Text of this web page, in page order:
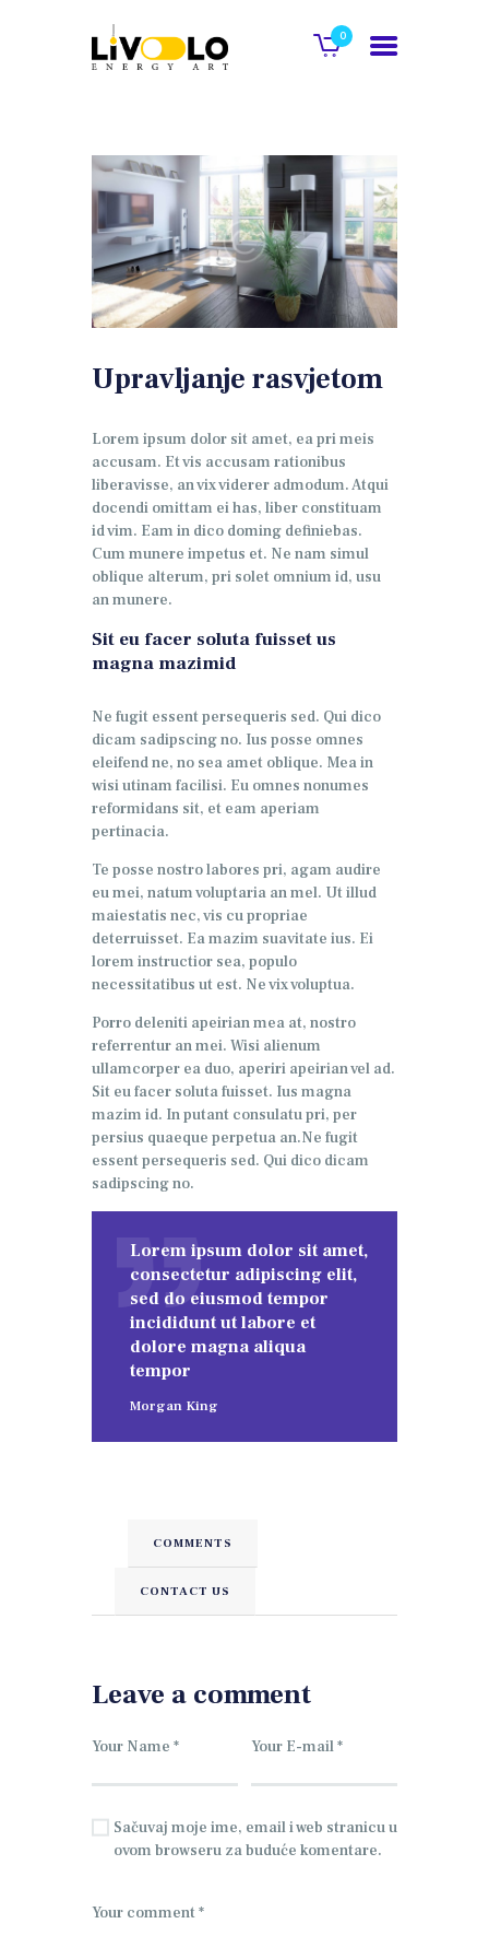
0
POČETNA
O NAMA
GALERIJA
KATALOG
WEB SHOP
Upravljanje rasvjetom
Lorem ipsum dolor sit amet, ea pri meis
accusam. Et vis accusam rationibus
liberavisse, an vix viderer admodum. Atqui
docendi omittam ei has, liber constituam
id vim. Eam in dico doming definiebas.
Cum munere impetus et. Ne nam simul
oblique alterum, pri solet omnium id, usu
an munere.
Sit eu facer soluta fuisset us
magna mazimid
Ne fugit essent persequeris sed. Qui dico
dicam sadipscing no. Ius posse omnes
eleifend ne, no sea amet oblique. Mea in
wisi utinam facilisi. Eu omnes nonumes
reformidans sit, et eam aperiam
pertinacia.
Te posse nostro labores pri, agam audire
eu mei, natum voluptaria an mel. Ut illud
maiestatis nec, vis cu propriae
deterruisset. Ea mazim suavitate ius. Ei
lorem instructior sea, populo
necessitatibus ut est. Ne vix voluptua.
Porro deleniti apeirian mea at, nostro
referrentur an mei. Wisi alienum
ullamcorper ea duo, aperiri apeirian vel ad.
Sit eu facer soluta fuisset. Ius magna
mazim id. In putant consulatu pri, per
persius quaeque perpetua an.Ne fugit
essent persequeris sed. Qui dico dicam
sadipscing no.
Lorem ipsum dolor sit amet,
consectetur adipiscing elit,
sed do eiusmod tempor
incididunt ut labore et
dolore magna aliqua
tempor
Morgan King
COMMENTS
CONTACT US
Leave a comment
Sačuvaj moje ime, email i web stranicu u
ovom browseru za buduće komentare.